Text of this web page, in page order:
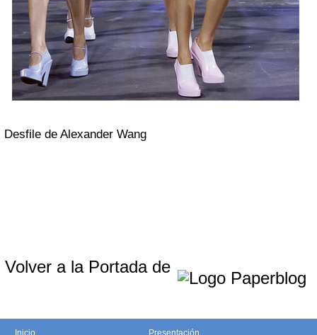
Desfile de Alexander Wang
Volver a la Portada de